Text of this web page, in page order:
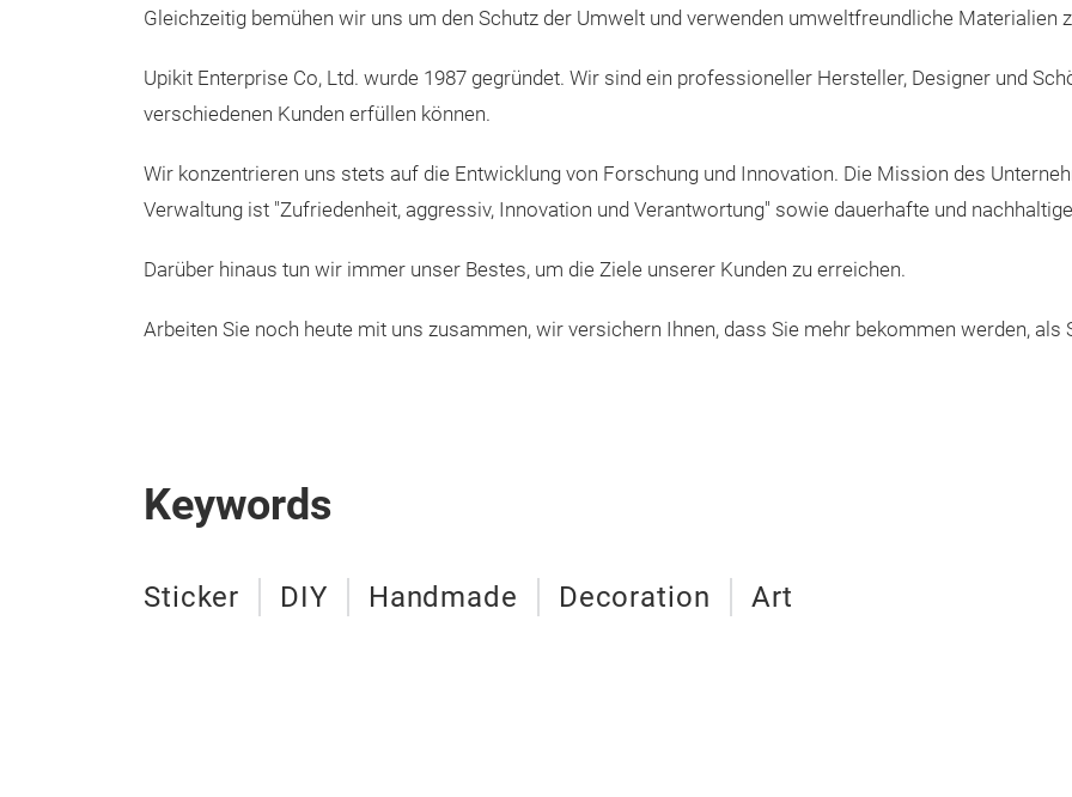
Gleichzeitig bemühen wir uns um den Schutz der Umwelt und verwenden umweltfreundliche Materialien
Upikit Enterprise Co, Ltd. wurde 1987 gegründet. Wir sind ein professioneller Hersteller, Designer und
verschiedenen Kunden erfüllen können.
Wir konzentrieren uns stets auf die Entwicklung von Forschung und Innovation. Die Mission des
Verwaltung ist "Zufriedenheit, aggressiv, Innovation und Verantwortung" sowie dauerhafte und
Darüber hinaus tun wir immer unser Bestes, um die Ziele unserer Kunden zu erreichen.
Arbeiten Sie noch heute mit uns zusammen, wir versichern Ihnen, dass Sie mehr bekommen werden, als
Keywords
Sticker DIY Handmade Decoration Art